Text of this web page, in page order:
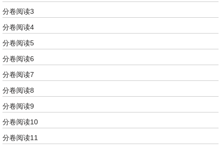
分卷阅读3
分卷阅读4
分卷阅读5
分卷阅读6
分卷阅读7
分卷阅读8
分卷阅读9
分卷阅读10
分卷阅读11